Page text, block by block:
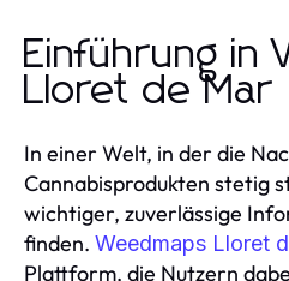
Einführung in
Lloret de Mar
In einer Welt, in der die
Cannabisprodukten stetig
wichtiger, zuverlässige
finden. Weedmaps Lloret
Plattform, die Nutzern